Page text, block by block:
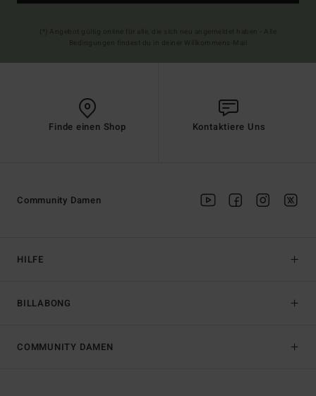
Finde einen Shop Kontaktiere Uns
HILFE
BILLABONG
Community Damen
COMMUNITY DAMEN